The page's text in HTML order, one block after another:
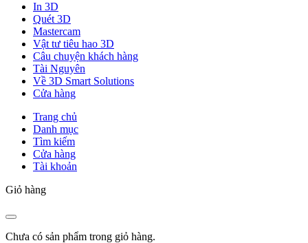
In 3D
Quét 3D
Mastercam
Vật tư tiêu hao 3D
Câu chuyện khách hàng
Tài Nguyên
Về 3D Smart Solutions
Cửa hàng
Trang chủ
Danh mục
Tìm kiếm
Cửa hàng
Tài khoản
Giỏ hàng
Chưa có sản phẩm trong giỏ hàng.